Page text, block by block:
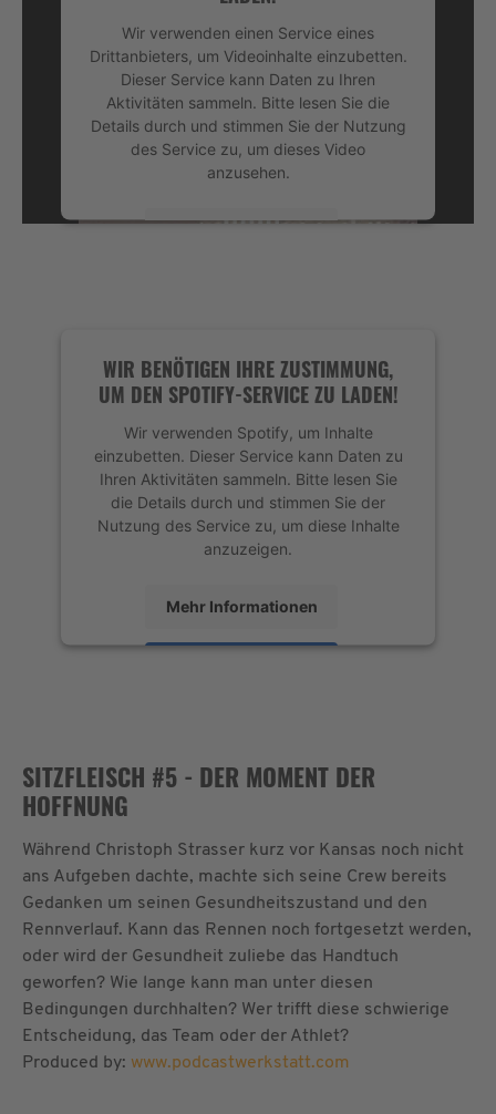
Wir verwenden einen Service eines
Drittanbieters, um Videoinhalte einzubetten.
Dieser Service kann Daten zu Ihren
Aktivitäten sammeln. Bitte lesen Sie die
Details durch und stimmen Sie der Nutzung
des Service zu, um dieses Video
anzusehen.
Mehr Informationen
WIR BENÖTIGEN IHRE ZUSTIMMUNG,
UM DEN SPOTIFY-SERVICE ZU LADEN!
Wir verwenden Spotify, um Inhalte
einzubetten. Dieser Service kann Daten zu
Ihren Aktivitäten sammeln. Bitte lesen Sie
die Details durch und stimmen Sie der
Nutzung des Service zu, um diese Inhalte
anzuzeigen.
Mehr Informationen
SITZFLEISCH #5 - DER MOMENT DER
HOFFNUNG
Während Christoph Strasser kurz vor Kansas noch nicht
ans Aufgeben dachte, machte sich seine Crew bereits
Gedanken um seinen Gesundheitszustand und den
Rennverlauf. Kann das Rennen noch fortgesetzt werden,
oder wird der Gesundheit zuliebe das Handtuch
geworfen? Wie lange kann man unter diesen
Bedingungen durchhalten? Wer trifft diese schwierige
Entscheidung, das Team oder der Athlet?
Produced by: www.podcastwerkstatt.com